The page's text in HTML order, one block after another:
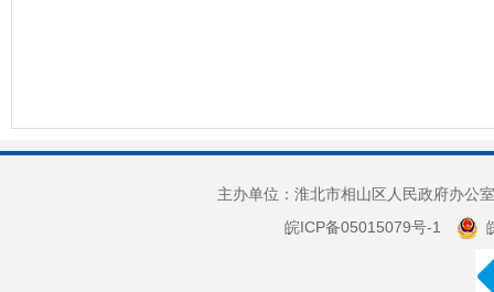
主办单位：淮北市相山区人民政府办
皖ICP备05015079号-1